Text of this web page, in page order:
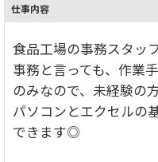
仕事内容
食品工場の事務スタッ
事務と言っても、作業
のみなので、未経験の
パソコンとエクセルの
できます◎